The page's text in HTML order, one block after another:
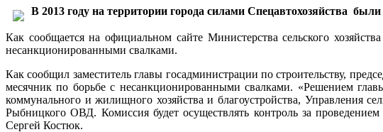
В 2013 году на территории города силами Спецавтохозяйства
Как сообщается на официальном сайте Министерства сельского
несанкционированными свалками.
Как сообщил заместитель главы госадминистрации по строительству,
месячник по борьбе с несанкционированными свалками. «Решением
коммунального и жилищного хозяйства и благоустройства, Управления
Рыбницкого ОВД. Комиссия будет осуществлять контроль за
Сергей Костюк.